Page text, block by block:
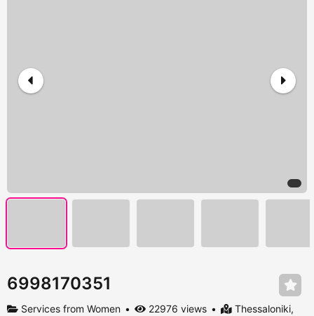
6998170351
Services from Women 22976 views
Thessaloniki,